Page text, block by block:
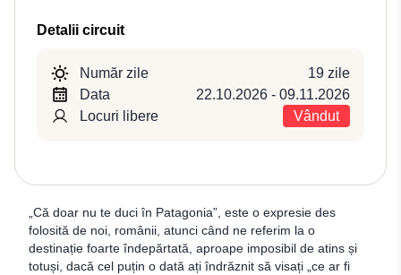
„Că doar nu te duci în Patagonia”, este o expresie des
folosită de noi, românii, atunci când ne referim la o
destinație foarte îndepărtată, aproape imposibil de atins și
totuși, dacă cel puțin o dată ați îndrăznit să visați „ce ar fi
Detalii circuit
Număr zile
19 zile
Data
22.10.2026 - 09.11.2026
Locuri libere
Vândut